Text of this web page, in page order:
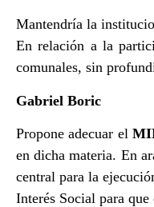
Mantendría la
En relación a la
comunales, sin
Gabriel Boric
Propone adecuar el
en dicha materia. En
central para la
Interés Social para